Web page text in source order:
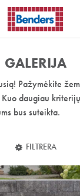
GALERIJA
Pažymėkite
daugiau
bus suteikta.
FILTRERA